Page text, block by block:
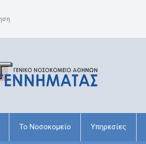
Το Νοσοκομείο Υπηρεσίες